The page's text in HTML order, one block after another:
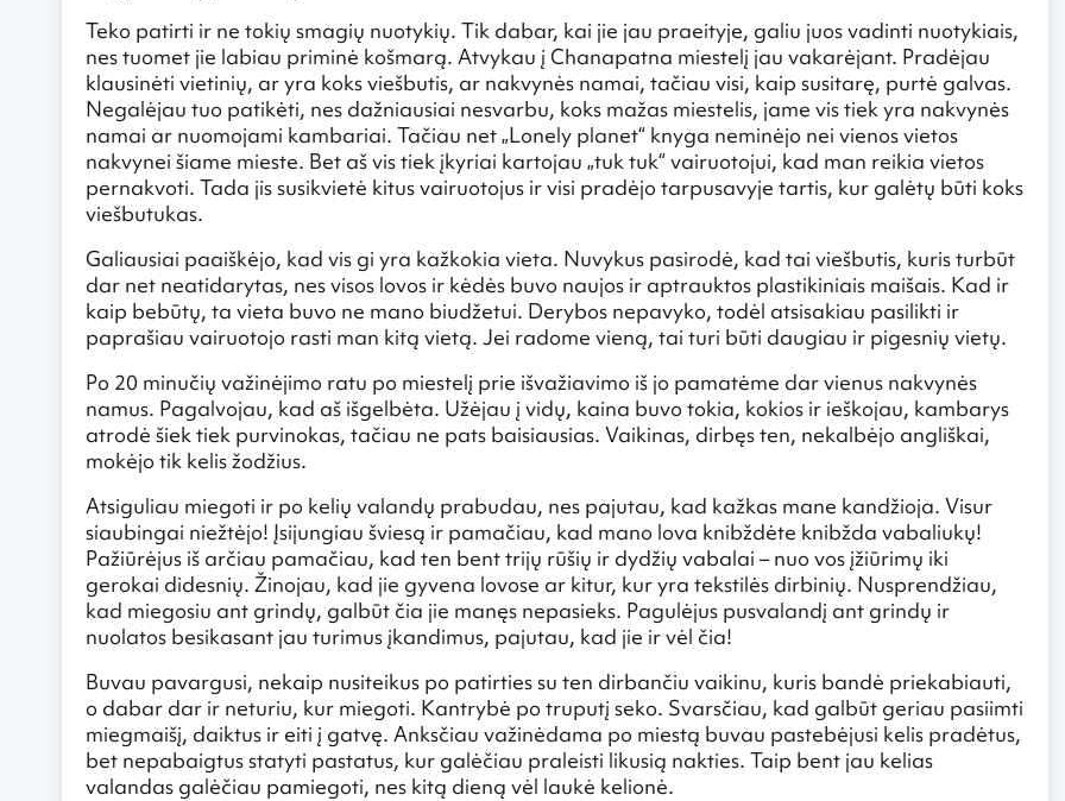
Teko patirti ir ne tokių smagių nuotykių. Tik dabar, kai jie jau praeityje, galiu juos vadinti nuotykiais,
nes tuomet jie labiau priminė košmarą. Atvykau į Chanapatna miestelį jau vakarėjant. Pradėjau
klausinėti vietinių, ar yra koks viešbutis, ar nakvynės namai, tačiau visi, kaip susitarę, purtė galvas.
Negalėjau tuo patikėti, nes dažniausiai nesvarbu, koks mažas miestelis, jame vis tiek yra nakvynės
namai ar nuomojami kambariai. Tačiau net „Lonely planet“ knyga neminėjo nei vienos vietos
nakvynei šiame mieste. Bet aš vis tiek įkyriai kartojau „tuk tuk“ vairuotojui, kad man reikia vietos
pernakvoti. Tada jis susikvietė kitus vairuotojus ir visi pradėjo tarpusavyje tartis, kur galėtų būti koks
viešbutukas.
Galiausiai paaiškėjo, kad vis gi yra kažkokia vieta. Nuvykus pasirodė, kad tai viešbutis, kuris turbūt
dar net neatidarytas, nes visos lovos ir kėdės buvo naujos ir aptrauktos plastikiniais maišais. Kad ir
kaip bebūtų, ta vieta buvo ne mano biudžetui. Derybos nepavyko, todėl atsisakiau pasilikti ir
paprašiau vairuotojo rasti man kitą vietą. Jei radome vieną, tai turi būti daugiau ir pigesnių vietų.
Po 20 minučių važinėjimo ratu po miestelį prie išvažiavimo iš jo pamatėme dar vienus nakvynės
namus. Pagalvojau, kad aš išgelbėta. Užėjau į vidų, kaina buvo tokia, kokios ir ieškojau, kambarys
atrodė šiek tiek purvinokas, tačiau ne pats baisiausias. Vaikinas, dirbęs ten, nekalbėjo angliškai,
mokėjo tik kelis žodžius.
Atsiguliau miegoti ir po kelių valandų prabudau, nes pajutau, kad kažkas mane kandžioja. Visur
siaubingai niežtėjo! Įsijungiau šviesą ir pamačiau, kad mano lova knibždėte knibžda vabaliukų!
Pažiūrėjus iš arčiau pamačiau, kad ten bent trijų rūšių ir dydžių vabalai – nuo vos įžiūrimų iki
gerokai didesnių. Žinojau, kad jie gyvena lovose ar kitur, kur yra tekstilės dirbinių. Nusprendžiau,
kad miegosiu ant grindų, galbūt čia jie manęs nepasieks. Pagulėjus pusvalandį ant grindų ir
nuolatos besikasant jau turimus įkandimus, pajutau, kad jie ir vėl čia!
Buvau pavargusi, nekaip nusiteikus po patirties su ten dirbančiu vaikinu, kuris bandė priekabiauti,
o dabar dar ir neturiu, kur miegoti. Kantrybė po truputį seko. Svarsčiau, kad galbūt geriau pasiimti
miegmaišį, daiktus ir eiti į gatvę. Anksčiau važinėdama po miestą buvau pastebėjusi kelis pradėtus,
bet nepabaigtus statyti pastatus, kur galėčiau praleisti likusią nakties. Taip bent jau kelias
valandas galėčiau pamiegoti, nes kitą dieną vėl laukė kelionė.